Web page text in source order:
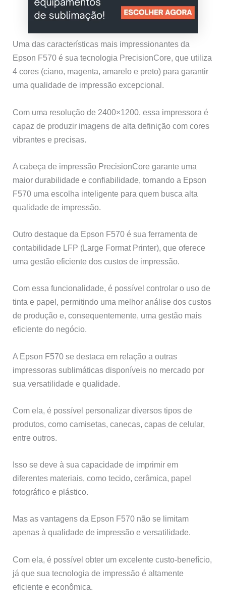
Uma das características mais impressionantes da
Epson F570 é sua tecnologia PrecisionCore, que utiliza
4 cores (ciano, magenta, amarelo e preto) para garantir
uma qualidade de impressão excepcional.
Com uma resolução de 2400×1200, essa impressora é
capaz de produzir imagens de alta definição com cores
vibrantes e precisas.
A cabeça de impressão PrecisionCore garante uma
maior durabilidade e confiabilidade, tornando a Epson
F570 uma escolha inteligente para quem busca alta
qualidade de impressão.
Outro destaque da Epson F570 é sua ferramenta de
contabilidade LFP (Large Format Printer), que oferece
uma gestão eficiente dos custos de impressão.
Com essa funcionalidade, é possível controlar o uso de
tinta e papel, permitindo uma melhor análise dos custos
de produção e, consequentemente, uma gestão mais
eficiente do negócio.
A Epson F570 se destaca em relação a outras
impressoras sublimáticas disponíveis no mercado por
sua versatilidade e qualidade.
Com ela, é possível personalizar diversos tipos de
produtos, como camisetas, canecas, capas de celular,
entre outros.
Isso se deve à sua capacidade de imprimir em
diferentes materiais, como tecido, cerâmica, papel
fotográfico e plástico.
Mas as vantagens da Epson F570 não se limitam
apenas à qualidade de impressão e versatilidade.
Com ela, é possível obter um excelente custo-benefício,
já que sua tecnologia de impressão é altamente
eficiente e econômica.